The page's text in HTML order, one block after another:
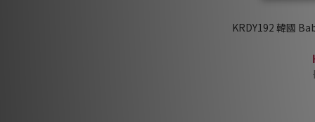
KRDY192 韓國